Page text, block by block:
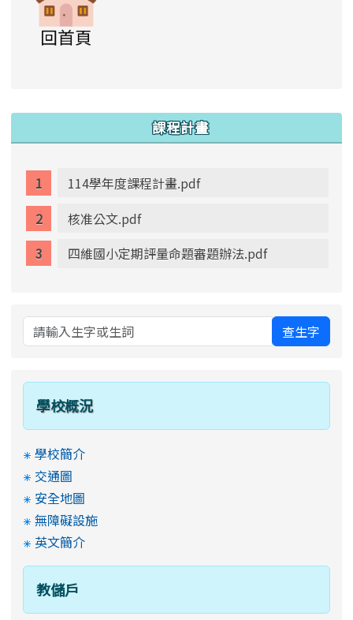
課程計畫
114學年度課程計畫.pdf
核准公文.pdf
四維國小定期評量命題審題辦法.pdf
查生字
學校概況
學校簡介
交通圖
安全地圖
無障礙設施
英文簡介
教儲戶